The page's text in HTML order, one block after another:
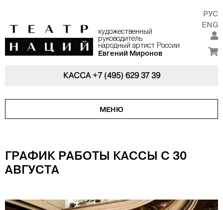
художественный
руководитель
народный артист России
Евгений Миронов
РУС
ENG
КАССА+7 (495) 629 37 39
МЕНЮ
ГРАФИК РАБОТЫ КАССЫ С 30
АВГУСТА